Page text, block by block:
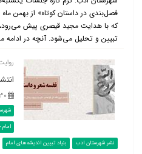
که با هدایت مجید قیصری پیش
تبیین و تحلیل می‌شود. آنچه در ادامه
۳۰ دی
نشر شهرستان ادب
بنیاد تبیین اندیشه‌های امام